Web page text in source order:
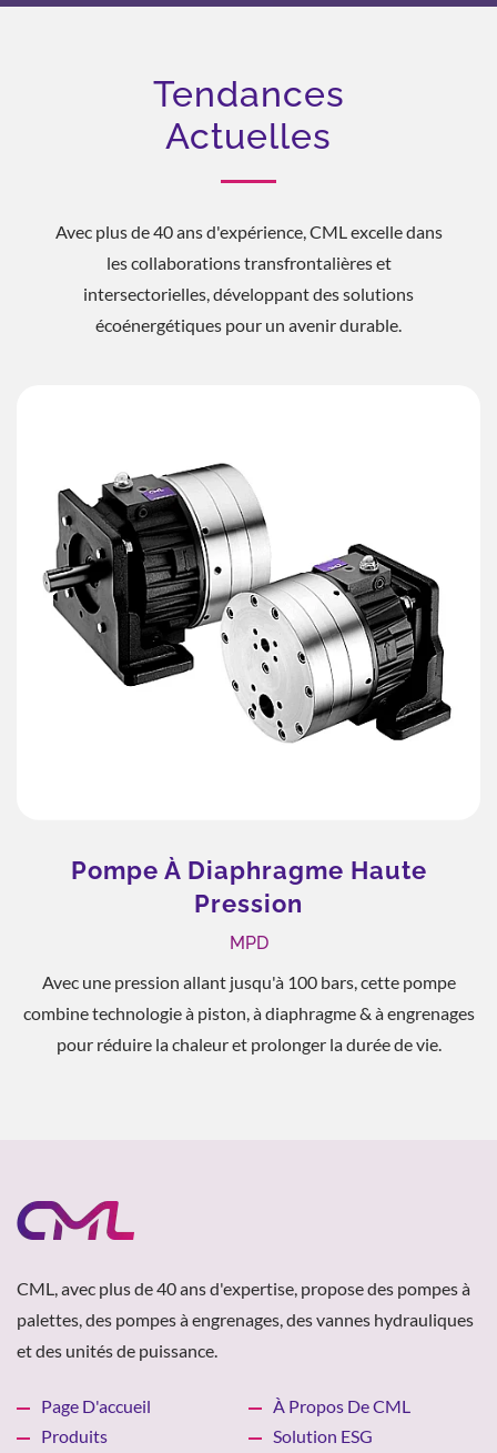
Tendances
Actuelles
Avec plus de 40 ans d'expérience, CML excelle dans
les collaborations transfrontalières et
intersectorielles, développant des solutions
écoénergétiques pour un avenir durable.
Puissance De Circulation De
Refroidissement
Produits les plus vendus
Stabilise la température de l'huile (moyenne -20%) tout en
réduisant la taille du réservoir, l'utilisation d'huile et en
améliorant la précision et la stabilité du traitement.
CML, avec plus de 40 ans d'expertise, propose des pompes à
palettes, des pompes à engrenages, des vannes hydrauliques
et des unités de puissance.
Page D'accueil
À Propos De CML
Produits
Solution ESG